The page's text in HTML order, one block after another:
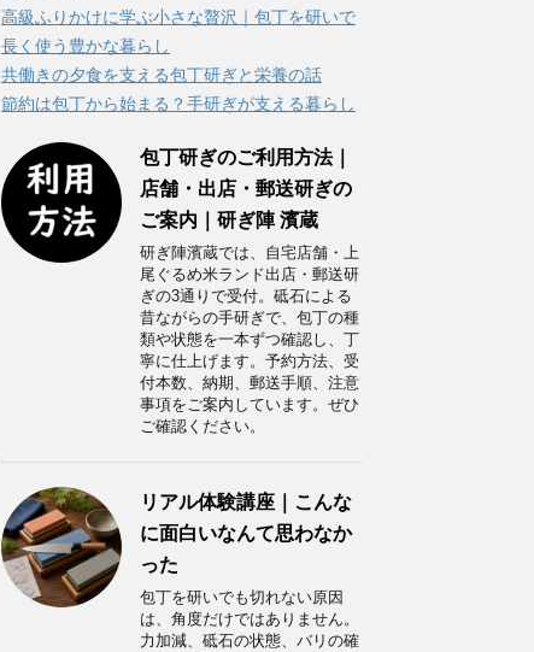
高級ふりかけに学ぶ小さな贅沢｜包丁を研いで
長く使う豊かな暮らし
共働きの夕食を支える包丁研ぎと栄養の話
節約は包丁から始まる？手研ぎが支える暮らし
包丁研ぎのご利用方法｜
店舗・出店・郵送研ぎの
ご案内｜研ぎ陣 濱蔵
研ぎ陣濱蔵では、自宅店舗・上
尾ぐるめ米ランド出店・郵送研
ぎの3通りで受付。砥石による
昔ながらの手研ぎで、包丁の種
類や状態を一本ずつ確認し、丁
寧に仕上げます。予約方法、受
付本数、納期、郵送手順、注意
事項をご案内しています。ぜひ
ご確認ください。
リアル体験講座｜こんな
に面白いなんて思わなか
った
包丁を研いでも切れない原因
は、角度だけではありません。
力加減、砥石の状態、バリの確